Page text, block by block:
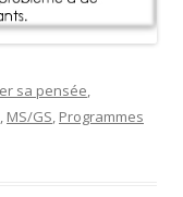
sa pensée,
, MS/GS, Programmes